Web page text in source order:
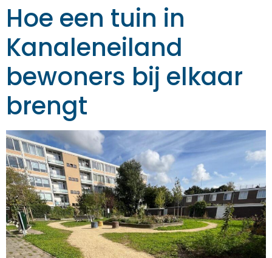
Hoe een tuin in
Kanaleneiland
bewoners bij elkaar
brengt